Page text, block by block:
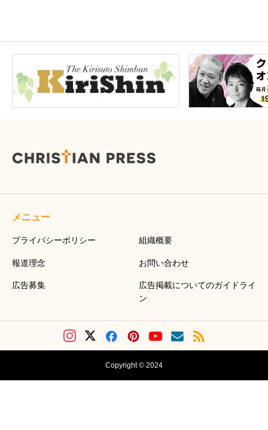
メニュー
プライバシーポリシー 組織概要
報道理念 お問い合わせ
広告募集
広告掲載についてのガイドライ
ン
Copyright © 2024